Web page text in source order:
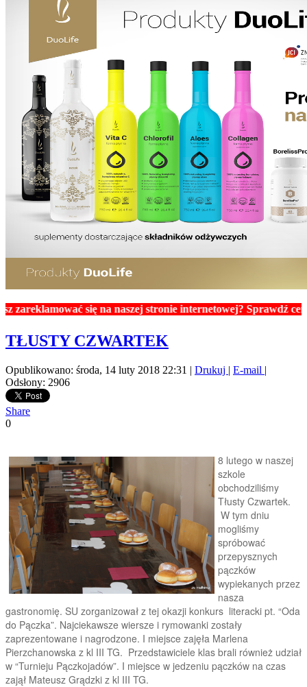
się na naszej stronie internetowej? Sprawdź ceny
TŁUSTY CZWARTEK
Opublikowano: środa, 14 luty 2018 22:31 | Drukuj | E-mail |
Odsłony: 2906
Share
0
8 lutego w naszej
szkole
obchodziliśmy
Tłusty Czwartek.
W tym dniu
mogliśmy
spróbować
przepysznych
pączków
wypiekanych przez
nasza
gastronomię. SU zorganizował z tej okazji konkurs literacki pt. “Oda
do Pączka”. Najciekawsze wiersze i rymowanki zostały
zaprezentowane i nagrodzone. I miejsce zajęła Marlena
Pierzchanowska z kl III TG. Przedstawiciele klas brali również udział
w “Turnieju Pączkojadów”. I miejsce w jedzeniu pączków na czas
zajął Mateusz Grądzki z kl III TG.